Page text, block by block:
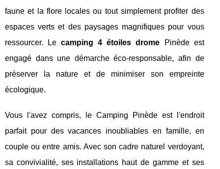
faune et la flore locales ou tout simplement profiter des
espaces verts et des paysages magnifiques pour vous
ressourcer. Lecamping 4 étoiles drome
Pinède est
engagé dans une démarche éco-responsable, afin de
préserver la nature et de minimiser son empreinte
écologique.
Vous l'avez compris, le Camping Pinède est l'endroit
parfait pour des vacances inoubliables en famille, en
couple ou entre amis. Avec son cadre naturel verdoyant,
sa convivialité, ses installations haut de gamme et ses